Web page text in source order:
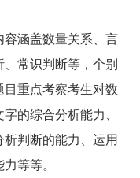
涵盖数量关系、言
常识判断等，个别
重点考察考生对数
的综合分析能力、
判断的能力、运用
等等。